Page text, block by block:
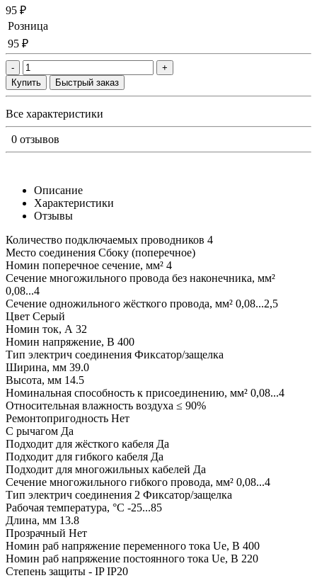
95 ₽
Розница
95 ₽
-
+
Купить
Быстрый заказ
Все характеристики
0 отзывов
Описание
Характеристики
Отзывы
Количество подключаемых проводников 4
Место соединения Сбоку (поперечное)
Номин поперечное сечение, мм² 4
Сечение многожильного провода без наконечника, мм²
0,08...4
Сечение одножильного жёсткого провода, мм² 0,08...2,5
Цвет Серый
Номин ток, А 32
Номин напряжение, В 400
Тип электрич соединения Фиксатор/защелка
Ширина, мм 39.0
Высота, мм 14.5
Номинальная способность к присоединению, мм² 0,08...4
Относительная влажность воздуха ≤ 90%
Ремонтопригодность Нет
С рычагом Да
Подходит для жёсткого кабеля Да
Подходит для гибкого кабеля Да
Подходит для многожильных кабелей Да
Сечение многожильного гибкого провода, мм² 0,08...4
Тип электрич соединения 2 Фиксатор/защелка
Рабочая температура, °C -25...85
Длина, мм 13.8
Прозрачный Нет
Номин раб напряжение переменного тока Ue, В 400
Номин раб напряжение постоянного тока Ue, В 220
Степень защиты - IP IP20